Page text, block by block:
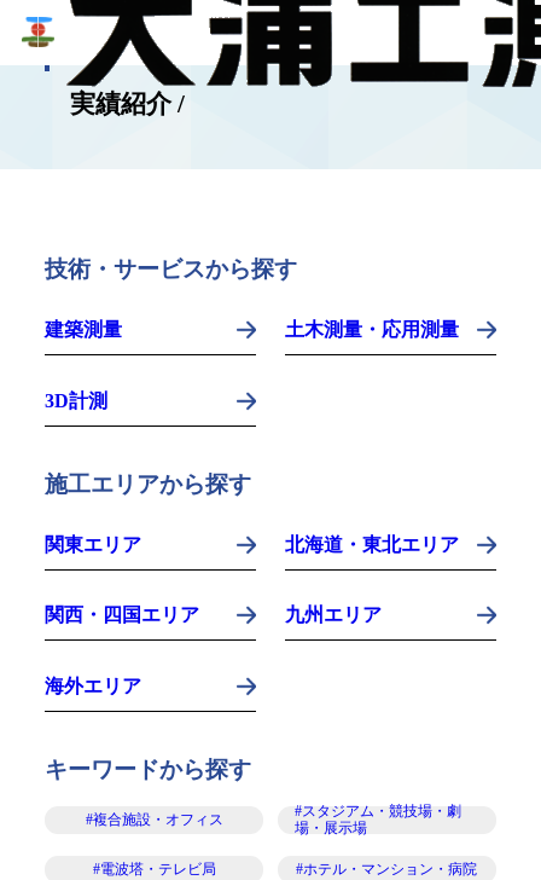
実績紹介 /
WORKS
技術・サービスから探す
建築測量 土木測量・応用測量
3D計測
施工エリアから探す
関東エリア 北海道・東北エリア
関西・四国エリア 九州エリア
海外エリア
キーワードから探す
#複合施設・オフィス
#スタジアム・競技場・劇
場・展示場
#電波塔・テレビ局 #ホテル・マンション・病院